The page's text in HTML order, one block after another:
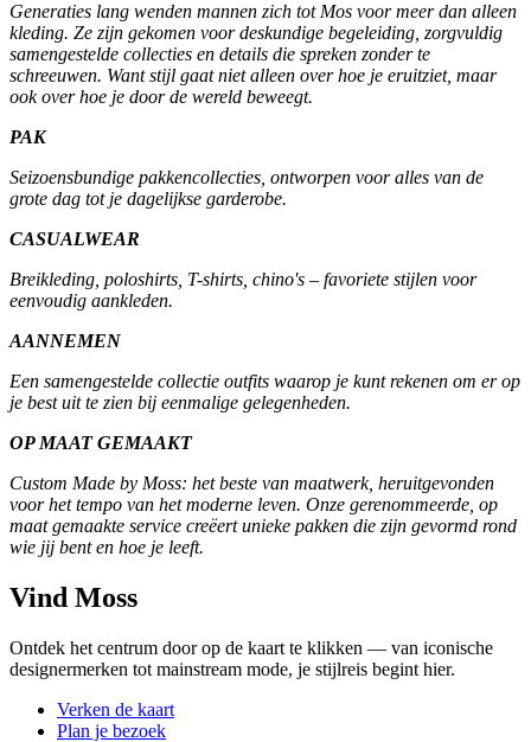
Generaties lang wenden mannen zich tot Mos voor meer dan alleen
kleding. Ze zijn gekomen voor deskundige begeleiding, zorgvuldig
samengestelde collecties en details die spreken zonder te
schreeuwen. Want stijl gaat niet alleen over hoe je eruitziet, maar
ook over hoe je door de wereld beweegt.
PAK
Seizoensbundige pakkencollecties, ontworpen voor alles van de
grote dag tot je dagelijkse garderobe.
CASUALWEAR
Breikleding, poloshirts, T-shirts, chino's – favoriete stijlen voor
eenvoudig aankleden.
AANNEMEN
Een samengestelde collectie outfits waarop je kunt rekenen om er op
je best uit te zien bij eenmalige gelegenheden.
OP MAAT GEMAAKT
Custom Made by Moss: het beste van maatwerk, heruitgevonden
voor het tempo van het moderne leven. Onze gerenommeerde, op
maat gemaakte service creëert unieke pakken die zijn gevormd rond
wie jij bent en hoe je leeft.
Vind Moss
Ontdek het centrum door op de kaart te klikken — van iconische
designermerken tot mainstream mode, je stijlreis begint hier.
Verken de kaart
Plan je bezoek